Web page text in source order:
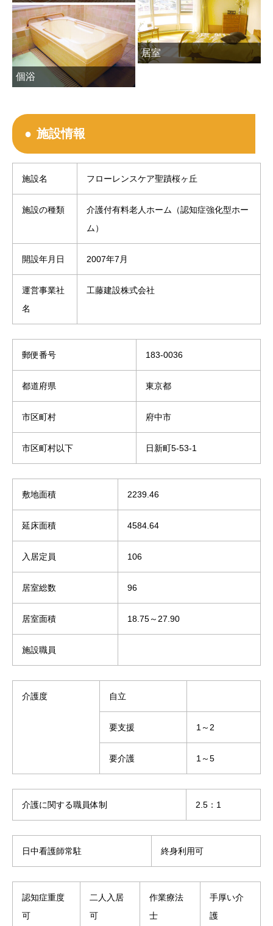
居室
個浴
施設情報
施設名 フローレンスケア聖蹟桜ヶ丘
施設の種類
介護付有料老人ホーム（認知症強化型ホー
ム）
開設年月日 2007年7月
運営事業社
名
工藤建設株式会社
郵便番号 183-0036
都道府県 東京都
市区町村 府中市
市区町村以下 日新町5-53-1
敷地面積 2239.46
延床面積 4584.64
入居定員 106
居室総数 96
居室面積 18.75～27.90
施設職員
介護度 自立
要支援 1～2
要介護 1～5
介護に関する職員体制 2.5：1
日中看護師常駐 終身利用可
認知症重度
可
二人入居
可
作業療法
士
手厚い介
護